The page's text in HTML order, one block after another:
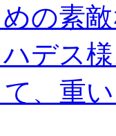
の素
デス
、重